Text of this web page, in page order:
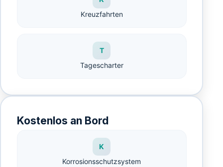
Kreuzfahrten
T
Tagescharter
Kostenlos an Bord
K
Korrosionsschutzsystem